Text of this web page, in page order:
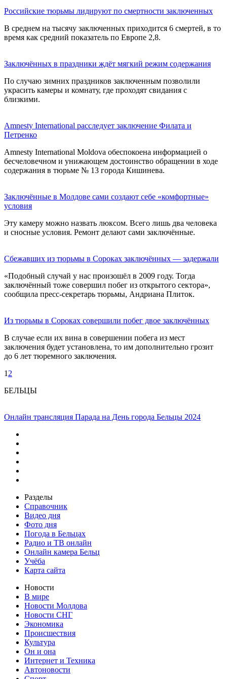
Российские тюрьмы лидируют по смертности заключенных
В среднем на тысячу заключенных приходится 6 смертей, в то
время как средний показатель по Европе 2,8.
Заключённых в праздники ждёт мягкий режим содержания
По случаю зимних праздников заключенным позволили
украсить камеры и комнату, где проходят свидания с
близкими.
Amnesty International расследует заключение Филата и
Петренко
Аmnesty International Moldova обеспокоена информацией о
бесчеловечном и унижающем достоинство обращении в ходе
содержания в тюрьме № 13 города Кишинева.
Заключённые в Молдове сами создают себе «комфортные»
условия
Эту камеру можно назвать люксом. Всего лишь два человека
и сносные условия. Ремонт делают сами заключённые.
Сбежавших из тюрьмы в Сороках заключённых — задержали
«Подобный случай у нас произошёл в 2009 году. Тогда
заключённый тоже совершил побег из открытого сектора»,
сообщила пресс-секретарь тюрьмы, Андриана Плиток.
Из тюрьмы в Сороках совершили побег двое заключённых
В случае если их вина в совершении побега из мест
заключения будет установлена, то им дополнительно грозит
до 6 лет тюремного заключения.
1 2
БЕЛЬЦЫ
Онлайн трансляция Парада на День города Бельцы 2024
Разделы
Справочник
Видео дня
Фото дня
Погода в Бельцах
Радио и ТВ онлайн
Онлайн камера Бельц
Учёба
Карта сайта
Новости
В мире
Новости Молдова
Новости СНГ
Экономика
Происшествия
Культура
Он и она
Интернет и Техника
Автоновости